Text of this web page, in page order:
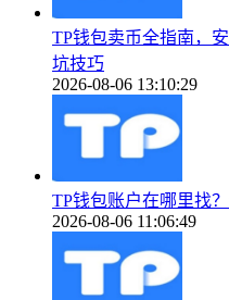
TP钱包卖币全指南，
坑技巧
2026-08-06 13:10:29
TP钱包账户在哪里找
2026-08-06 11:06:49